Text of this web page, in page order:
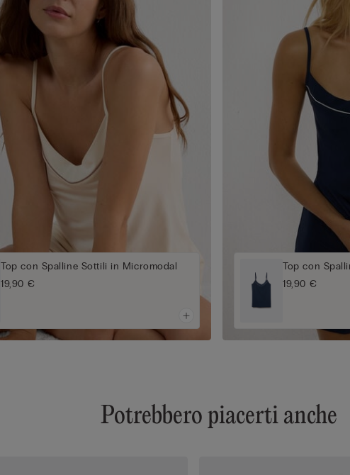
Top con Spalline Sottili in Micromodal
19,90 €
Top con
19,90 €
Potrebbero piacerti anche